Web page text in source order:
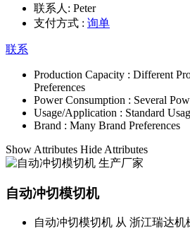
联系人: Peter
支付方式 : 询单
联系
Production Capacity : Different
Preferences
Power Consumption : Several
Usage/Application : Standard
Brand : Many Brand Preferences
Show Attributes Hide Attributes
自动冲切模切机
自动冲切模切机 从 浙江瑞达机